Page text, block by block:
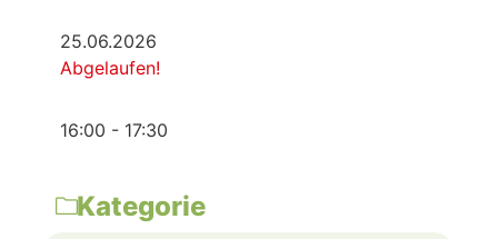
25.06.2026
Abgelaufen!
16:00 - 17:30
Kategorie